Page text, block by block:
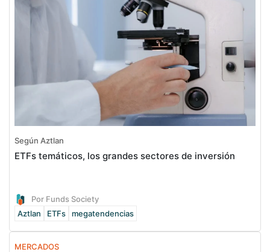
Según Aztlan
ETFs temáticos, los grandes sectores de inversión
Por Funds Society
Aztlan
ETFs megatendencias
MERCADOS